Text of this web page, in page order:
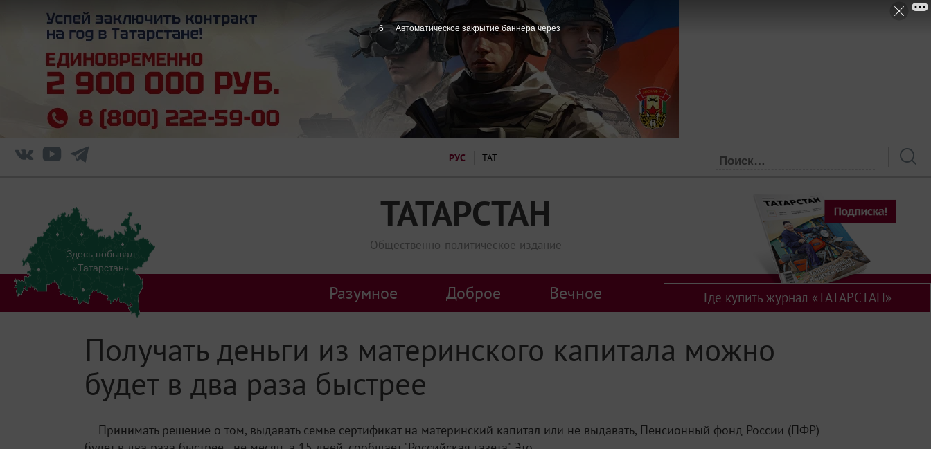
РУС ТАТ
ТАТАРСТАН
Общественно-политическое издание
Здесь побывал
«Татарстан»
Разумное Доброе Вечное Где купить журнал «ТАТАРСТАН»
Получать деньги из материнского капитала можно
будет в два раза быстрее
Принимать решение о том, выдавать семье сертификат на материнский капитал или не выдавать, Пенсионный фонд России (ПФР)
5 Автоматическое закрытие баннера через